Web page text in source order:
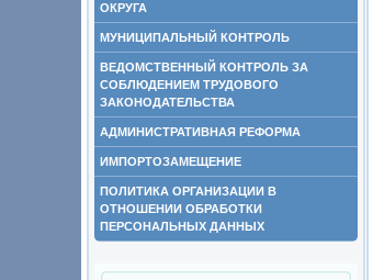
ОКРУГА
МУНИЦИПАЛЬНЫЙ КОНТРОЛЬ
ВЕДОМСТВЕННЫЙ КОНТРОЛЬ ЗА
СОБЛЮДЕНИЕМ ТРУДОВОГО
ЗАКОНОДАТЕЛЬСТВА
АДМИНИСТРАТИВНАЯ РЕФОРМА
ИМПОРТОЗАМЕЩЕНИЕ
ПОЛИТИКА ОРГАНИЗАЦИИ В
ОТНОШЕНИИ ОБРАБОТКИ
ПЕРСОНАЛЬНЫХ ДАННЫХ